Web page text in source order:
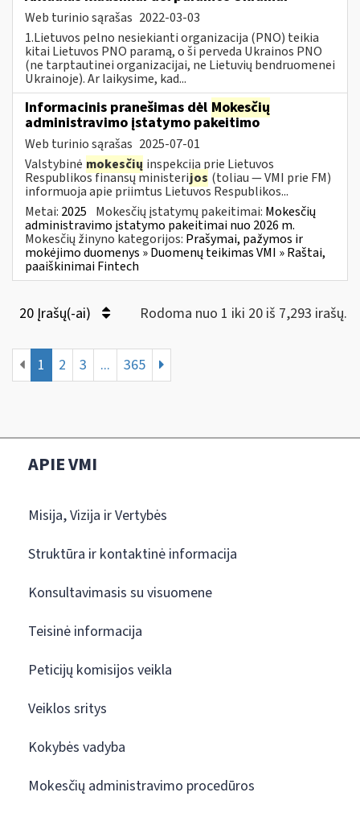
Web turinio sąrašas 2022-03-03
1.Lietuvos pelno nesiekianti organizacija (PNO) teikia
kitai Lietuvos PNO paramą, o ši perveda Ukrainos PNO
(ne tarptautinei organizacijai, ne Lietuvių bendruomenei
Ukrainoje). Ar laikysime, kad...
Informacinis pranešimas dėl Mokesčių
administravimo įstatymo pakeitimo
Web turinio sąrašas 2025-07-01
Valstybinė mokesčių inspekcija prie Lietuvos
Respublikos finansų ministerijos (toliau — VMI prie FM)
informuoja apie priimtus Lietuvos Respublikos...
Metai: 2025 Mokesčių įstatymų pakeitimai: Mokesčių
administravimo įstatymo pakeitimai nuo 2026 m.
Mokesčių žinyno kategorijos: Prašymai, pažymos ir
mokėjimo duomenys » Duomenų teikimas VMI » Raštai,
paaiškinimai Fintech
20 Įrašų(-ai) Rodoma nuo 1 iki 20 iš 7,293 irašų.
1 2 3 ... 365
APIE VMI
Misija, Vizija ir Vertybės
Struktūra ir kontaktinė informacija
Konsultavimasis su visuomene
Teisinė informacija
Peticijų komisijos veikla
Veiklos sritys
Kokybės vadyba
Mokesčių administravimo procedūros